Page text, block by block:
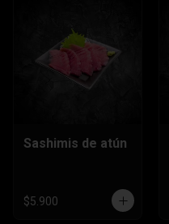
Sashimis de atún
$5.900